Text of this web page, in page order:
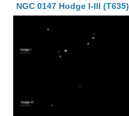
NGC 0147 Hodge I-III (T635)